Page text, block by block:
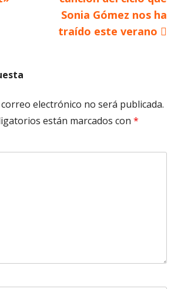
Sonia Gómez nos ha
traído este verano
electrónico no será publicada.
están marcados con *